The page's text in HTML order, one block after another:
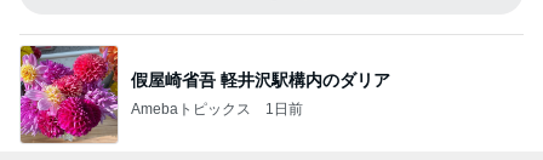
假屋崎省吾 軽井沢駅構内のダリア
Amebaトピックス 1日前